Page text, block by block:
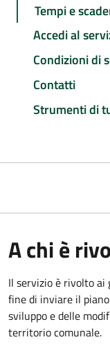
Tempi e
Accedi al
Condizioni di
Contatti
Strumenti di
A chi è
Il servizio è rivolto
fine di inviare il
sviluppo e delle
territorio comunale.